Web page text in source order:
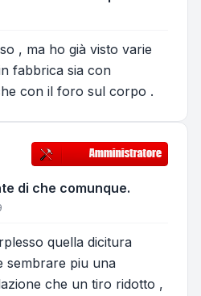
, ma ho già visto varie
fabbrica sia con
con il foro sul corpo .
di che comunque.
quella dicitura
sembrare piu una
che un tiro ridotto ,